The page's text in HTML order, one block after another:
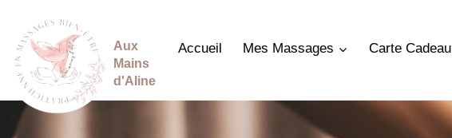
contenu
Aux
Mains
d'Aline
Accueil Mes Massages Carte Cadeau